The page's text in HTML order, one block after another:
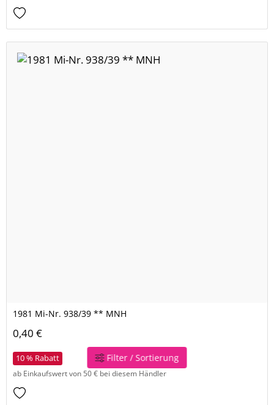
Filter / Sortierung
1981 Mi-Nr. 938/39 ** MNH
0,40 €
10 % Rabatt
ab Einkaufswert von 50 € bei diesem Händler